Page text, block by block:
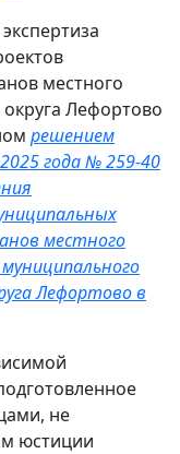
местного
Лефортово
решением
года № 259-40
местного
Лефортово в
не
юстиции